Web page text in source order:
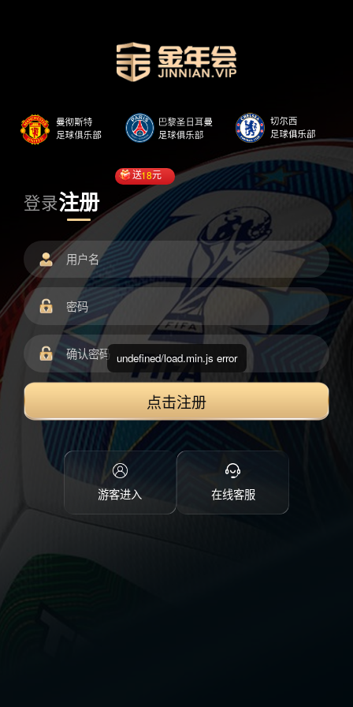
登录注册
送18元
点击注册
游客进入 在线客服
undefined/load.min.js error